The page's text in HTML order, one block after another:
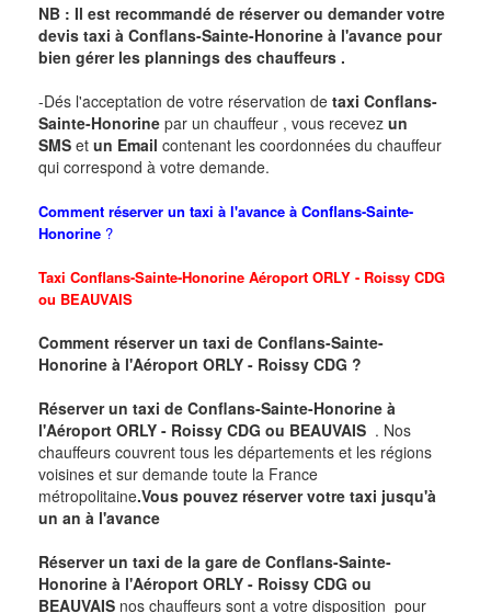
NB : Il est recommandé de réserver ou demander votre
devis taxi à Conflans-Sainte-Honorine à l'avance pour
bien gérer les plannings des chauffeurs .
-Dés l'acceptation de votre réservation de taxi Conflans-
Sainte-Honorine par un chauffeur , vous recevez un
SMS et un Email contenant les coordonnées du chauffeur
qui correspond à votre demande.
Comment réserver un taxi à l'avance à Conflans-Sainte-
Honorine ?
Taxi Conflans-Sainte-Honorine Aéroport ORLY - Roissy CDG
ou BEAUVAIS
Comment réserver un taxi de Conflans-Sainte-
Honorine à l'Aéroport ORLY - Roissy CDG ?
Réserver un taxi de Conflans-Sainte-Honorine à
l'Aéroport ORLY - Roissy CDG ou BEAUVAIS . Nos
chauffeurs couvrent tous les départements et les régions
voisines et sur demande toute la France
métropolitaine.Vous pouvez réserver votre taxi jusqu'à
un an à l'avance
Réserver un taxi de la gare de Conflans-Sainte-
Honorine à l'Aéroport ORLY - Roissy CDG ou
BEAUVAIS nos chauffeurs sont a votre disposition pour